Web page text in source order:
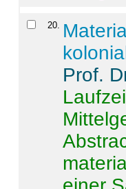
20
Prof.